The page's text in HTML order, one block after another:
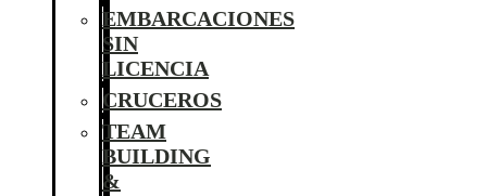
EMBARCACIONES
SIN
LICENCIA
CRUCEROS
TEAM
BUILDING
&